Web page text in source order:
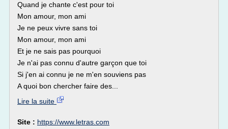
Quand je chante c'est pour toi
Mon amour, mon ami
Je ne peux vivre sans toi
Mon amour, mon ami
Et je ne sais pas pourquoi
Je n'ai pas connu d'autre garçon que toi
Si j'en ai connu je ne m'en souviens pas
A quoi bon chercher faire des...
Lire la suite
Site : https://www.letras.com